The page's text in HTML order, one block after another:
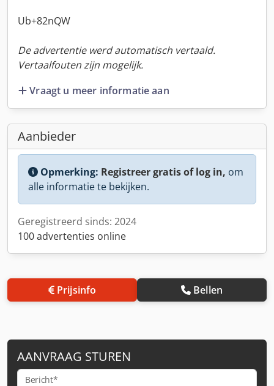
Ub+82nQW
De advertentie werd automatisch vertaald.
Vertaalfouten zijn mogelijk.
Vraagt u meer informatie aan
Aanbieder
Opmerking: Registreer gratis of log in, om
alle informatie te bekijken.
Geregistreerd sinds: 2024
100 advertenties online
Prijsinfo Bellen
AANVRAAG STUREN
Bericht*